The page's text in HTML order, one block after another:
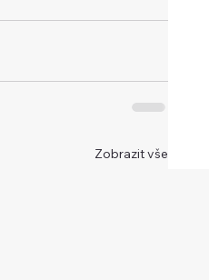
Zobrazit vše